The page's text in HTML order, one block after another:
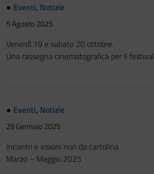
● Eventi, Notizie
5 Agosto 2025
Venerdì 19 e sabato 20 ottobre.
Una rassegna cinematografica per il festival
● Eventi, Notizie
29 Gennaio 2025
Incontri e visioni non da cartolina
Marzo – Maggio 2025